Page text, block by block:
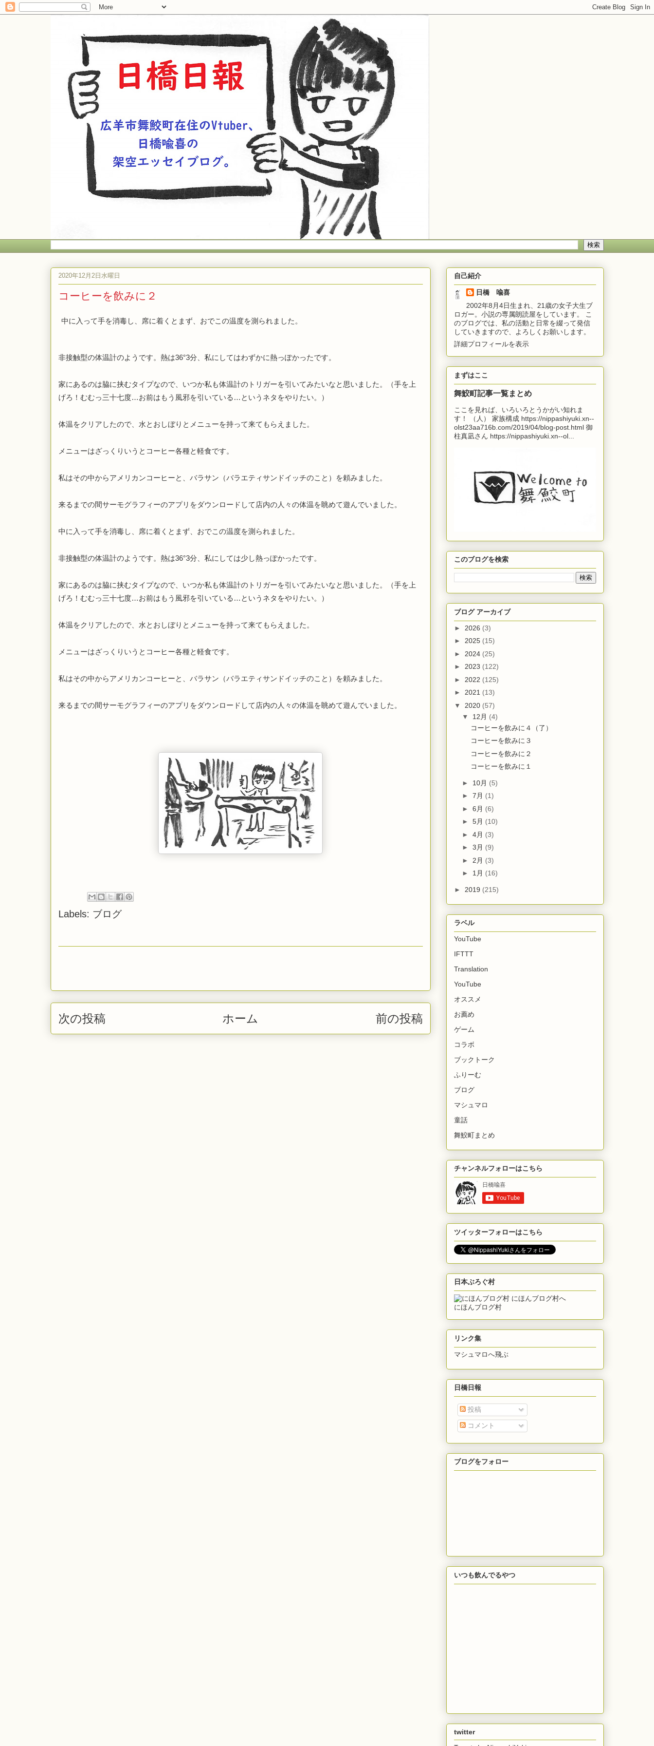
2020年12月2日水曜日
コーヒーを飲みに２
中に入って手を消毒し、席に着くとまず、おでこの温度を測られました。
非接触型の体温計のようです。熱は36°3分、私にしてはわずかに熱っぽかったです。
家にあるのは脇に挟むタイプなので、いつか私も体温計のトリガーを引いてみたいなと思いました。（手を上
げろ！むむっ三十七度…お前はもう風邪を引いている…というネタをやりたい。）
体温をクリアしたので、水とおしぼりとメニューを持って来てもらえました。
メニューはざっくりいうとコーヒー各種と軽食です。
私はその中からアメリカンコーヒーと、バラサン（バラエティサンドイッチのこと）を頼みました。
来るまでの間サーモグラフィーのアプリをダウンロードして店内の人々の体温を眺めて遊んでいました。
中に入って手を消毒し、席に着くとまず、おでこの温度を測られました。
非接触型の体温計のようです。熱は36°3分、私にしては少し熱っぽかったです。
家にあるのは脇に挟むタイプなので、いつか私も体温計のトリガーを引いてみたいなと思いました。（手を上
げろ！むむっ三十七度…お前はもう風邪を引いている…というネタをやりたい。）
体温をクリアしたので、水とおしぼりとメニューを持って来てもらえました。
メニューはざっくりいうとコーヒー各種と軽食です。
私はその中からアメリカンコーヒーと、バラサン（バラエティサンドイッチのこと）を頼みました。
来るまでの間サーモグラフィーのアプリをダウンロードして店内の人々の体温を眺めて遊んでいました。
Labels: ブログ
次の投稿 前の投稿
ホーム
自己紹介
日橋 喩喜
2002年8月4日生まれ、21歳の女子大生ブ
ロガー。小説の専属朗読屋をしています。 こ
のブログでは、私の活動と日常を綴って発信
していきますので、よろしくお願いします。
詳細プロフィールを表示
まずはここ
舞鮫町記事一覧まとめ
ここを見れば、いろいろとうかがい知れま
す！ （人） 家族構成 https://nippashiyuki.xn--
olst23aa716b.com/2019/04/blog-post.html 御
柱真凪さん https://nippashiyuki.xn--ol...
このブログを検索
ブログ アーカイブ
► 2026 (3)
► 2025 (15)
► 2024 (25)
► 2023 (122)
► 2022 (125)
► 2021 (13)
▼ 2020 (57)
▼ 12月 (4)
コーヒーを飲みに４（了）
コーヒーを飲みに３
コーヒーを飲みに２
コーヒーを飲みに１
► 10月 (5)
►7月 (1)
►6月 (6)
►5月 (10)
►4月 (3)
►3月 (9)
► 2月 (3)
► 1月 (16)
► 2019 (215)
ラベル
YouTube
IFTTT
Translation
YouTube
オススメ
お薦め
ゲーム
コラボ
ブックトーク
ふりーむ
ブログ
マシュマロ
童話
舞鮫町まとめ
チャンネルフォローはこちら
ツイッターフォローはこちら
日本ぶろぐ村
にほんブログ村
リンク集
マシュマロへ飛ぶ
日橋日報
投稿
コメント
ブログをフォロー
いつも飲んでるやつ
twitter